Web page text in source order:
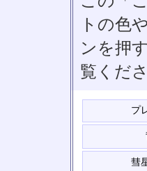
トの色
ンを押
覧くださ
プ
彗